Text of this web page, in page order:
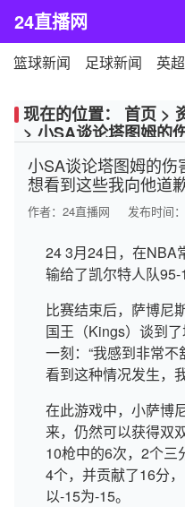
24直播网
篮球新闻 足球新闻 英
现在的位置： 首页 >
> 小SA谈论塔图姆的
小SA谈论塔图姆的伤
想看到这些我向他道
作者： 24直播网 发布时间
24 3月24日，在NBA
输给了凯尔特人队95-
比赛结束后，萨博尼
国王（Kings）谈到
一刻：“我感到非常
看到这种情况发生，
在此游戏中，小萨博
来，仍然可以获得双
10枪中的6次，2个三
4个，并贡献了16分
以-15为-15。